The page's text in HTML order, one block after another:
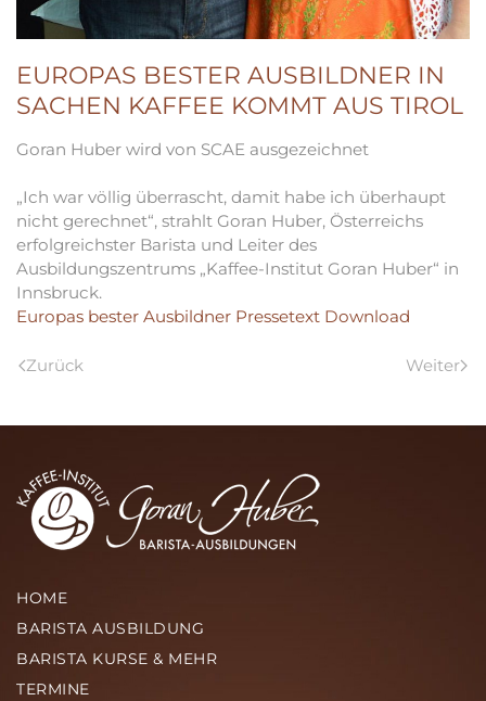
EUROPAS BESTER AUSBILDNER IN
SACHEN KAFFEE KOMMT AUS TIROL
Goran Huber wird von SCAE ausgezeichnet
„Ich war völlig überrascht, damit habe ich überhaupt
nicht gerechnet“, strahlt Goran Huber, Österreichs
erfolgreichster Barista und Leiter des
Ausbildungszentrums „Kaffee-Institut Goran Huber“ in
Innsbruck.
Europas bester Ausbildner Pressetext Download
Zurück Weiter
HOME
BARISTA AUSBILDUNG
BARISTA KURSE & MEHR
TERMINE